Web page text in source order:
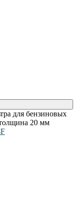
для бензиновых
20 мм